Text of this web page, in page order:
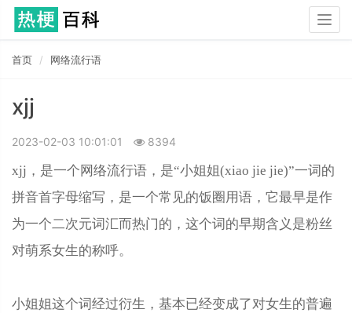
首页 网络流行语
xjj
2023-02-03 10:01:01 8394
xjj，是一个网络流行语，是“小姐姐(xiao jie jie)”一词的
拼音首字母缩写，是一个常见的饭圈用语，它最早是作
为一个二次元词汇而热门的，这个词的早期含义是粉丝
对萌系女生的称呼。
小姐姐这个词经过衍生，基本已经变成了对女生的普遍